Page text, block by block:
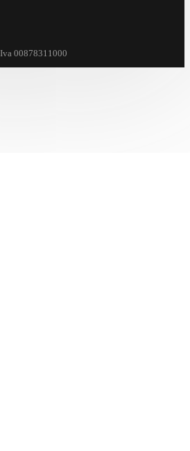
00878311000